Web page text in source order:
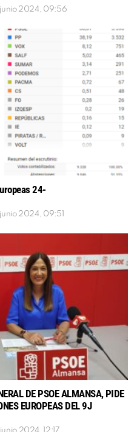
junio 2024, 09:56
24-
junio 2024, 09:51
DE PSOE ALMANSA, PIDE
EUROPEAS DEL 9J